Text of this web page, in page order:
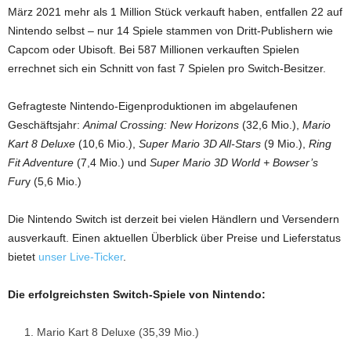
März 2021 mehr als 1 Million Stück verkauft haben, entfallen 22 auf
Nintendo selbst – nur 14 Spiele stammen von Dritt-Publishern wie
Capcom oder Ubisoft. Bei 587 Millionen verkauften Spielen
errechnet sich ein Schnitt von fast 7 Spielen pro Switch-Besitzer.
Gefragteste Nintendo-Eigenproduktionen im abgelaufenen
Geschäftsjahr: Animal Crossing: New Horizons (32,6 Mio.), Mario
Kart 8 Deluxe (10,6 Mio.), Super Mario 3D All-Stars (9 Mio.), Ring
Fit Adventure (7,4 Mio.) und Super Mario 3D World + Bowser’s
Fury (5,6 Mio.)
Die Nintendo Switch ist derzeit bei vielen Händlern und Versendern
ausverkauft. Einen aktuellen Überblick über Preise und Lieferstatus
bietet unser Live-Ticker.
Die erfolgreichsten Switch-Spiele von Nintendo:
Mario Kart 8 Deluxe (35,39 Mio.)